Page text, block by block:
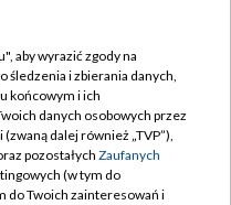
TVP
aby wyrazić zgody na
śledzenia i zbierania danych,
końcowym i ich
danych osobowych przez
dalej również „TVP”),
pozostałych Zaufanych
(w tym do
do Twoich zainteresowań i